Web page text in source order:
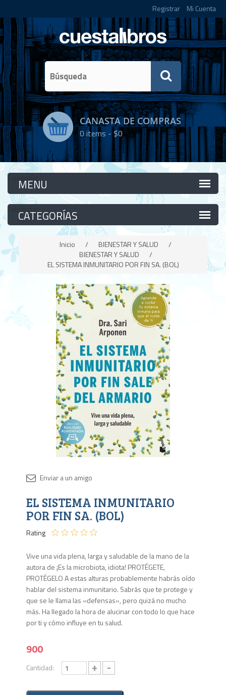
Registrar Mi Cuenta
CANASTA DE COMPRAS
0items -$0
Categorías
Categorías
Inicio / BIENESTAR Y SALUD
/
BIENESTAR Y SALUD
/
EL SISTEMA INMUNITARIO POR FIN SA. (BOL)
EL SISTEMA INMUNITARIO
POR FIN SA. (BOL)
Rating
Vive una vida plena, larga y saludable de la mano de la
autora de ¡Es la microbiota, idiota! PROTÉGETE,
PROTÉGELO A estas alturas probablemente habrás oído
hablar del sistema inmunitario. Sabrás que te protege y
que se le llama las «defensas», pero quizá no mucho
más. Ha llegado la hora de alucinar con todo lo que hace
por ti y cómo influye en tu salud.
900
Cantidad: + -